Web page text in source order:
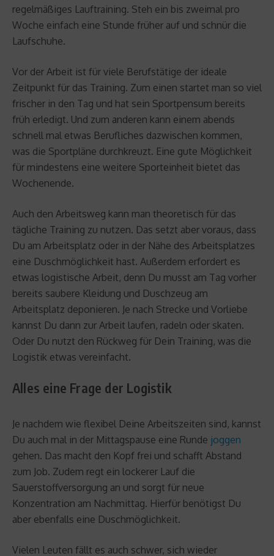
regelmäßiges Lauftraining. Steh ein bis zweimal pro
Woche einfach eine Stunde früher auf und schnür die
Laufschuhe.
Vor der Arbeit ist für viele Berufstätige der ideale
Zeitpunkt für das Training. Zum einen startet man so viel
frischer in den Tag und hat sein Sportpensum bereits
früh erledigt. Und zum anderen kann einem abends
schnell mal etwas Berufliches dazwischen kommen,
was die Sportpläne durchkreuzt. Eine gute Möglichkeit
für mindestens eine weitere Sporteinheit bietet das
Wochenende.
Auch den Arbeitsweg kann man theoretisch für das
tägliche Training zu nutzen. Das setzt aber voraus, dass
Du am Arbeitsplatz oder in der Nähe des Arbeitsplatzes
eine Duschmöglichkeit hast. Außerdem erfordert es
etwas logistische Arbeit, denn Du musst am Tag vorher
bereits saubere Kleidung und Duschzeug am
Arbeitsplatz deponieren. Je nach Strecke und Vorliebe
kannst Du dann zur Arbeit laufen, radeln oder skaten.
Oder Du nutzt den Rückweg für Dein Training, was die
Logistik etwas vereinfacht.
Alles eine Frage der Logistik
Je nachdem wie flexibel Deine Arbeitszeiten sind, kannst
Du auch mal in der Mittagspause eine Runde joggen
gehen. Das macht den Kopf frei und schafft Abstand
zum Job. Zudem regt ein lockerer Lauf die
Sauerstoffversorgung an und sorgt für neue
Konzentration am Nachmittag. Hierfür benötigst Du
aber ebenfalls eine Duschmöglichkeit.
Vielen Leuten fällt es auch schwer, sich wieder